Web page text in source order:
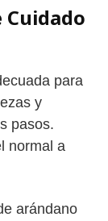
Cuidado
para
y
pasos.
normal a
arándano